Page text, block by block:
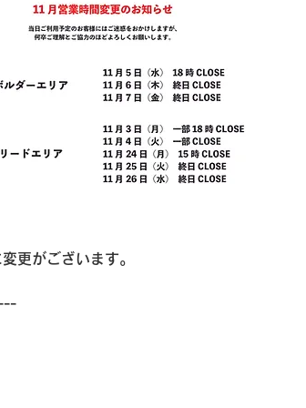
更がございます。